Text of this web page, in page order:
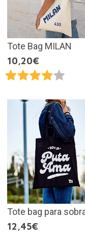
Tote Bag MILAN
10,20€
Tote bag para
12,45€